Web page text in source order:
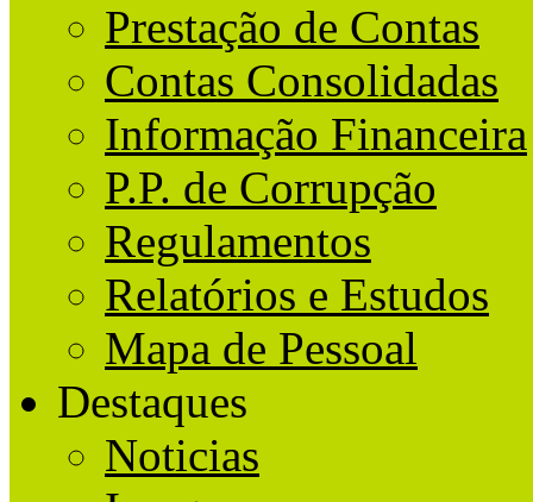
Prestação de Contas
Contas Consolidadas
Informação Financeira
P.P. de Corrupção
Regulamentos
Relatórios e Estudos
Mapa de Pessoal
Destaques
Noticias